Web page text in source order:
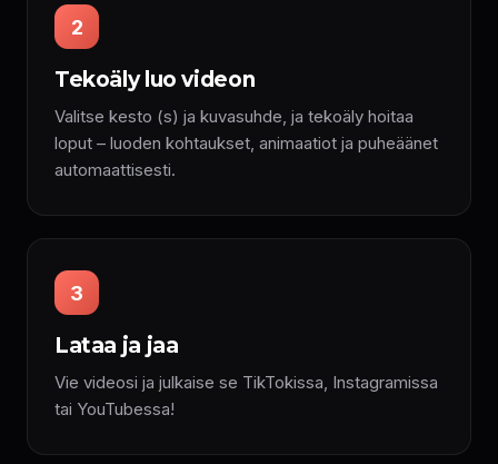
2
Tekoäly luo videon
Valitse kesto (s) ja kuvasuhde, ja tekoäly hoitaa
loput – luoden kohtaukset, animaatiot ja puheäänet
automaattisesti.
3
Lataa ja jaa
Vie videosi ja julkaise se TikTokissa, Instagramissa
tai YouTubessa!